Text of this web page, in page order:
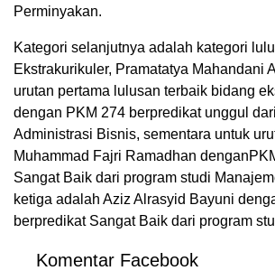
Perminyakan.
Kategori selanjutnya adalah kategori
Ekstrakurikuler, Pramatatya Mahandani
urutan pertama lulusan terbaik bidang
dengan PKM 274 berpredikat unggul
Administrasi Bisnis, sementara untuk
Muhammad Fajri Ramadhan
Sangat Baik dari program studi
ketiga adalah Aziz Alrasyid Bayuni
berpredikat Sangat Baik dari program
Komentar Facebook